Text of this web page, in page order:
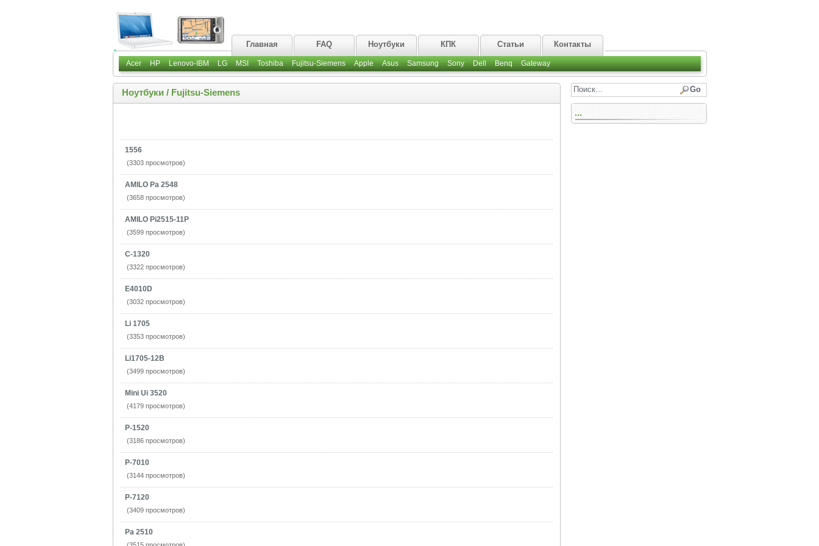
Главная FAQ Ноутбуки КПК Статьи Контакты
Acer HP Lenovo-IBM LG MSI Toshiba Fujitsu-Siemens Apple Asus Samsung Sony Dell Benq Gateway
Ноутбуки/ Fujitsu-Siemens
1556
(3303 просмотров)
AMILO Pa 2548
(3658 просмотров)
AMILO Pi2515-11P
(3599 просмотров)
C-1320
(3322 просмотров)
E4010D
(3032 просмотров)
Li 1705
(3353 просмотров)
Li1705-12B
(3499 просмотров)
Mini Ui 3520
(4179 просмотров)
P-1520
(3186 просмотров)
P-7010
(3144 просмотров)
P-7120
(3409 просмотров)
Pa 2510
...